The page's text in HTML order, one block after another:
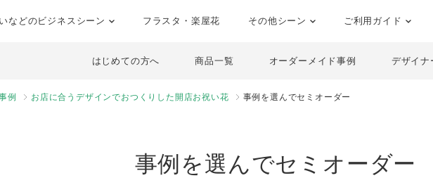
などのビジネスシーン フラスタ・楽屋花 その他シーン ご利用ガイド
はじめての方へ 商品一覧 オーダーメイド事例 デザイナ
例 お店に合うデザインでおつくりした開店お祝い花 事例を選んでセミオーダー
事例を選んでセミオーダー